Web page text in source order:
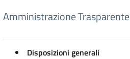
Amministrazione Trasparente
Disposizioni generali